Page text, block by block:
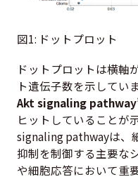
図1: ドットプロット
ドットプロットは横軸
ト遺伝子数を示してい
Akt signaling
ヒットしていることが
signaling pathwayは、
抑制を制御する主要な
や細胞応答において重